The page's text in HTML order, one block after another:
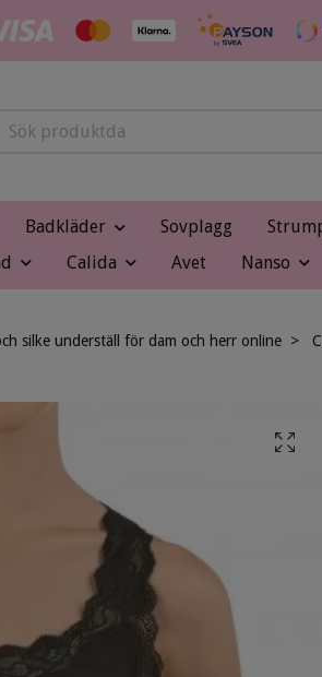
Badkläder Sovplagg
Calida Avet Nanso
silke underställ för dam och herr online